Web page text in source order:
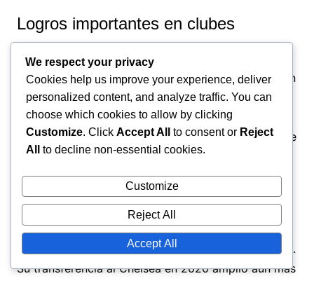
Logros importantes en clubes
La carrera de Ziyech en clubes está marcada por
varios logros significativos, incluyendo la victoria en
múltiples títulos de liga nacionales y competiciones
de copa. Desempeñó un papel crucial en las
victorias del Ajax en la Eredivisie yen sumemorable
carrera hacia las semifinales de la Champions
League en la temporada 2018-2019.
Además, Ziyech fue fundamental en la victoria del
Ajax en la Copa KNVB, mostrando su capacidad
para rendir en competiciones de eliminación directa.
Su transferencia al Chelsea en 2020 amplió aún más
We respect your privacy
Cookies help us improve your experience, deliver
personalized content, and analyze traffic. You can
choose which cookies to allow by clicking
Customize. Click Accept All to consent or Reject
All
to decline non-essential cookies.
Customize
Reject All
Accept All